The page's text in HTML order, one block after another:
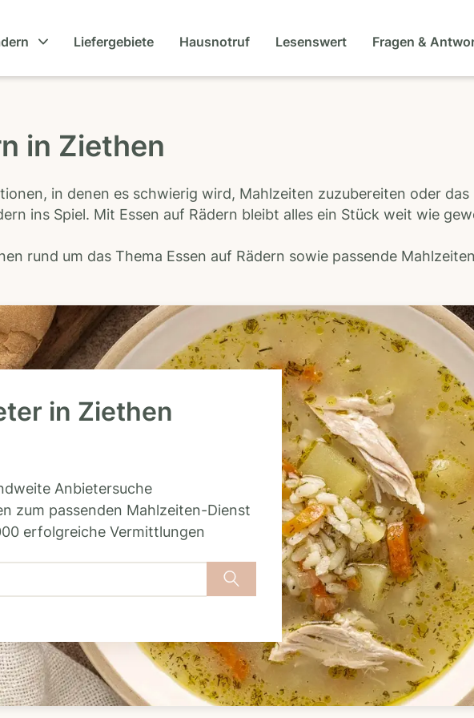
Liefergebiete Hausnotruf Lesenswert Fragen &
in Ziethen
in denen es schwierig wird, Mahlzeiten zuzubereiten oder
ins Spiel. Mit Essen auf Rädern bleibt alles ein Stück weit wie
rund um das Thema Essen auf Rädern sowie passende
in Ziethen
Anbietersuche
zum passenden Mahlzeiten-Dienst
erfolgreiche Vermittlungen